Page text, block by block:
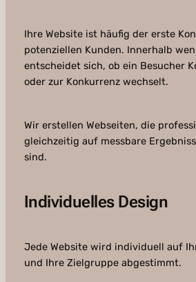
Ihre Website ist häufig der erste
potenziellen Kunden. Innerhalb
entscheidet sich, ob ein Besucher
oder zur Konkurrenz wechselt.
Wir erstellen Webseiten, die
gleichzeitig auf messbare
sind.
Individuelles Design
Jede Website wird individuell auf
und Ihre Zielgruppe abgestimmt.